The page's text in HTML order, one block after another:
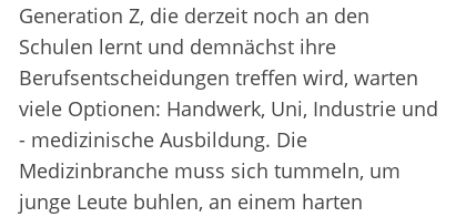
Generation Z, die derzeit noch an den
Schulen lernt und demnächst ihre
Berufsentscheidungen treffen wird, warten
viele Optionen: Handwerk, Uni, Industrie und
- medizinische Ausbildung. Die
Medizinbranche muss sich tummeln, um
junge Leute buhlen, an einem harten